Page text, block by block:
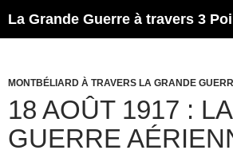
La Grande Guerre à travers 3
MONTBÉLIARD À TRAVERS LA GRANDE
18 AOÛT 1917 : LA
GUERRE